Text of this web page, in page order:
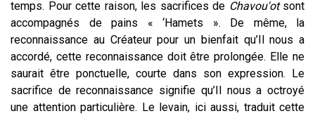
temps. Pour cette raison, les sacrifices de Chavou'otsont
accompagnés de pains « ‘Hamets ». De même, la
reconnaissance au Créateur pour un bienfait qu’Il nous a
accordé, cette reconnaissance doit être prolongée. Elle ne
saurait être ponctuelle, courte dans son expression. Le
sacrifice de reconnaissance signifie qu’Il nous a octroyé
une attention particulière. Le levain, ici aussi, traduit cette